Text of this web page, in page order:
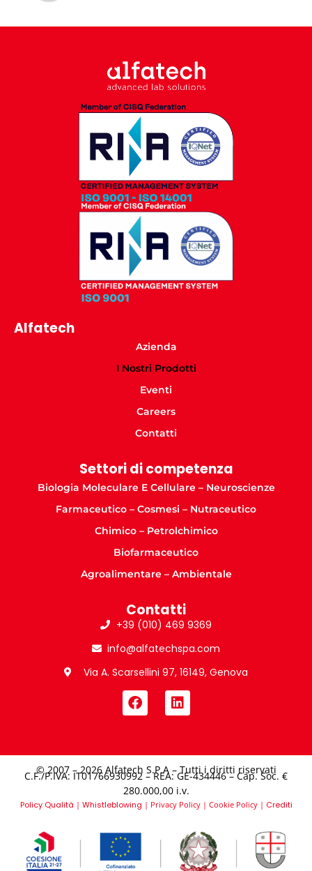
Alfatech
Azienda
I Nostri Prodotti
Eventi
Careers
Contatti
Settori di competenza
Biologia Moleculare E Cellulare – Neuroscienze
Farmaceutico – Cosmesi – Nutraceutico
Chimico – Petrolchimico
Biofarmaceutico
Agroalimentare – Ambientale
Contatti
+39 (010) 469 9369
info@alfatechspa.com
Via A. Scarsellini 97, 16149, Genova
© 2007 – 2026 Alfatech S.P.A – Tutti i diritti riservati
C.F./P.IVA: IT01766930992 – REA: GE-434446 – Cap. Soc. €
280.000,00 i.v.​
Policy Qualità | Whistleblowing | Privacy Policy| Cookie Policy| Crediti